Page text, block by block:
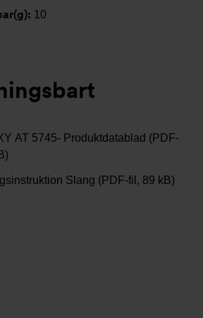
10
AT 5745- Produktdatablad (PDF-
Slang (PDF-fil, 89 kB)